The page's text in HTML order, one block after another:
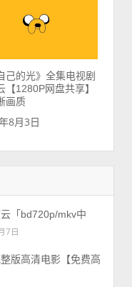
己的光》全集电视剧
【1280P网盘共享】
画质
8月3日
「bd720p/mkv中
7日
版高清电影【免费高